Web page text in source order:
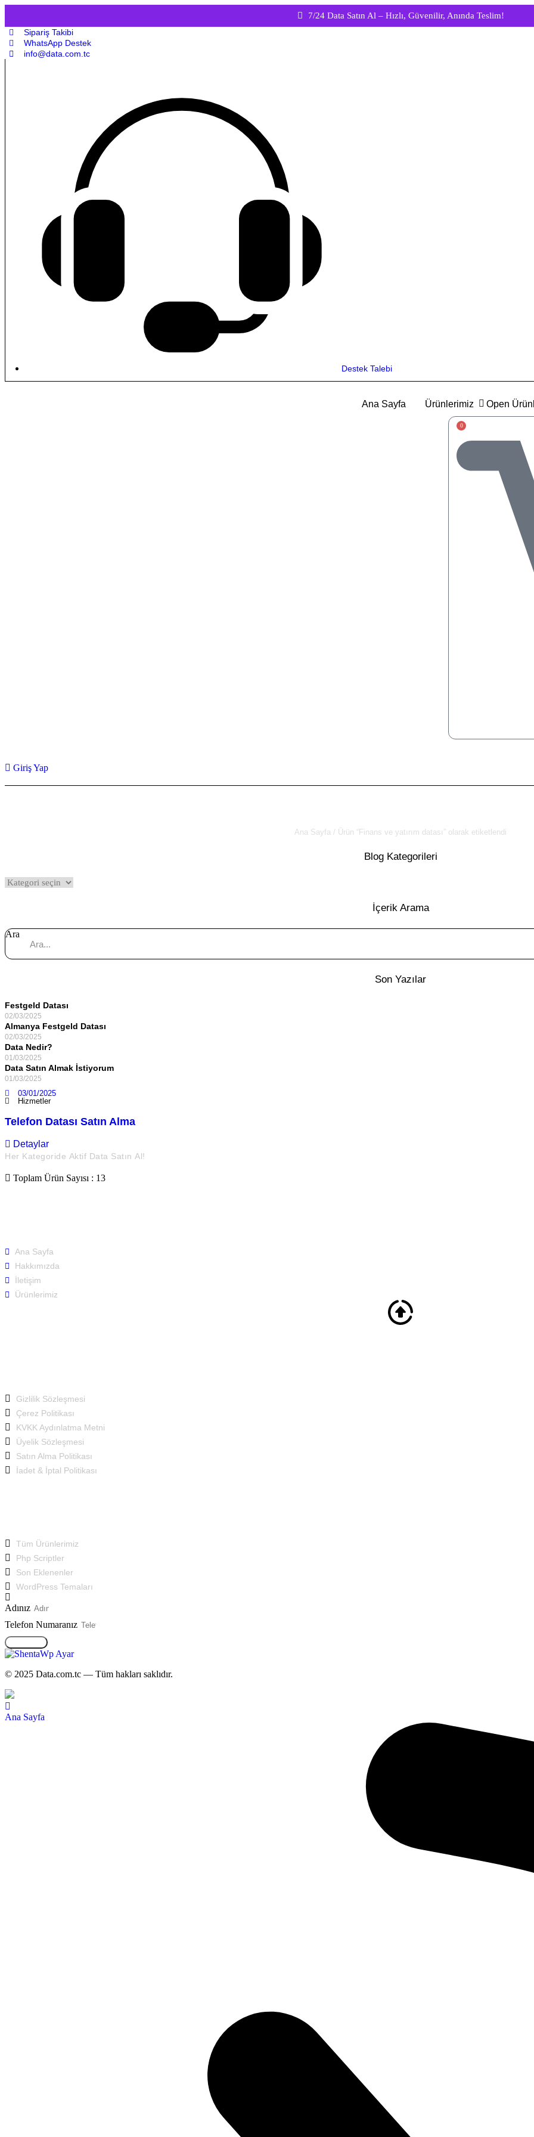
7/24 Data Satın Al – Hızlı, Güvenilir, Anında Teslim!
Sipariş Takibi
WhatsApp Destek
info@data.com.tc
Destek Talebi
Ana Sayfa Ürünlerimiz Open
0
Giriş Yap
Ana Sayfa / Ürün “Finans ve yatırım datası” olarak etiketlendi
Blog Kategorileri
Kategoriler
İçerik Arama
Ara
Son Yazılar
Festgeld Datası
02/03/2025
Almanya Festgeld Datası
02/03/2025
Data Nedir?
01/03/2025
Data Satın Almak İstiyorum
01/03/2025
03/01/2025
Hizmetler
Telefon Datası Satın Alma
Detaylar
Her Kategoride Aktif Data Satın Al!
Toplam Ürün Sayısı : 13
Ana Sayfa
Hakkımızda
İletişim
Ürünlerimiz
Gizlilik Sözleşmesi
Çerez Politikası
KVKK Aydınlatma Metni
Üyelik Sözleşmesi
Satın Alma Politikası
İadet & İptal Politikası
Tüm Ürünlerimiz
Php Scriptler
Son Eklenenler
WordPress Temaları
Adınız
Telefon Numaranız
© 2025 Data.com.tc — Tüm hakları saklıdır.
Ana Sayfa